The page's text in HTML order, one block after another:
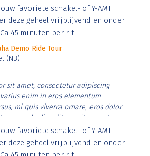
et justo cursus id rutrum lorem
sem vitae risus tristique posuere.
favoriete schakel- of Y-AMT
deze geheel vrijblijvend en onder
45 minuten per rit!
Demo Ride Tour
(NB)
sit amet, consectetur adipiscing
enim in eros elementum
mi quis viverra ornare, eros dolor
commodo diam libero vitae erat.
et justo cursus id rutrum lorem
sem vitae risus tristique posuere.
favoriete schakel- of Y-AMT
deze geheel vrijblijvend en onder